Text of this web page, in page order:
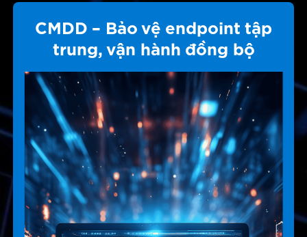
CMDD – Bảo vệ endpoint tập
trung, vận hành đồng bộ